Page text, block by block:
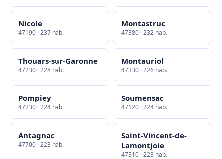
Nicole
47190 · 237 hab.
Montastruc
47380 · 232 hab.
Thouars-sur-Garonne
47230 · 228 hab.
Montauriol
47330 · 226 hab.
Pompiey
47230 · 224 hab.
Soumensac
47120 · 224 hab.
Antagnac
47700 · 223 hab.
Saint-Vincent-de-
Lamontjoie
47310 · 223 hab.